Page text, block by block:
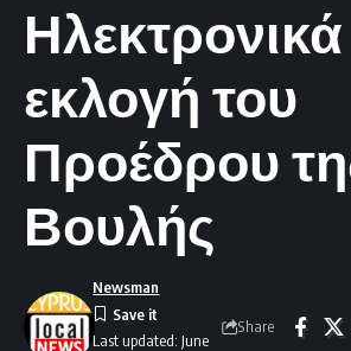
εκλογή του
Προέδρου
Βουλής
Last updated: June
Newsman
Share